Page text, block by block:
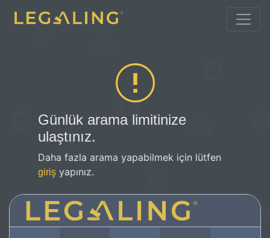
Günlük arama limitinize
ulaştınız.
Daha fazla arama yapabilmek için lütfen
giriş yapınız.